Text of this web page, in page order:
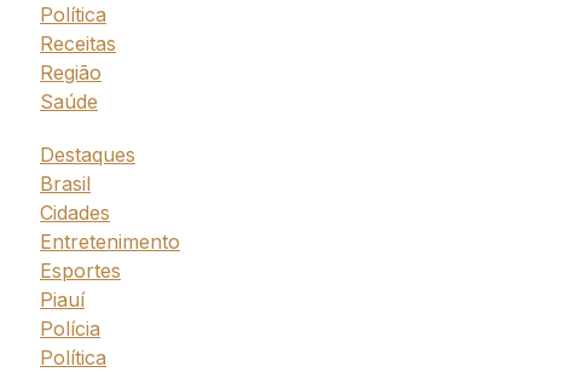
Política
Receitas
Região
Saúde
Destaques
Brasil
Cidades
Entretenimento
Esportes
Piauí
Polícia
Política